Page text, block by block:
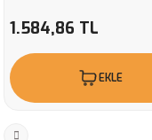
1.584,86 TL
EKLE